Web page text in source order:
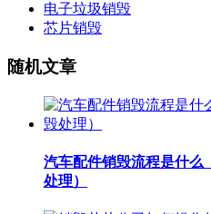
电子垃圾销毁
芯片销毁
随机文章
汽车配件销毁流程是什么
处理）